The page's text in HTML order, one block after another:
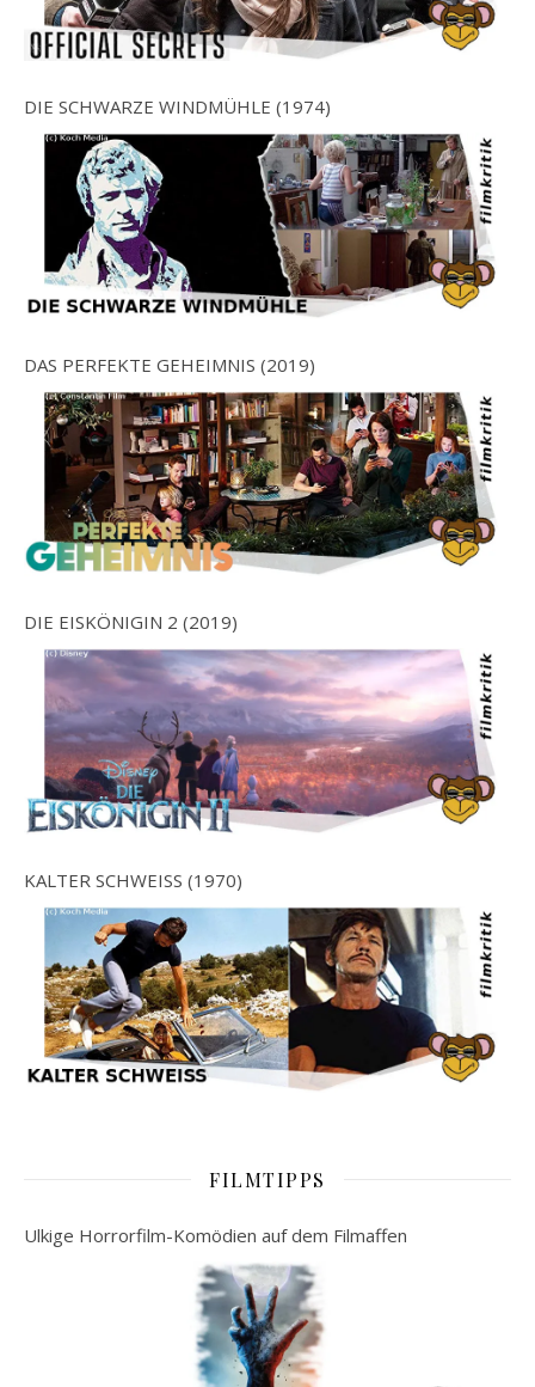
DIE SCHWARZE WINDMÜHLE (1974)
DAS PERFEKTE GEHEIMNIS (2019)
DIE EISKÖNIGIN 2 (2019)
KALTER SCHWEISS (1970)
FILMTIPPS
Ulkige Horrorfilm-Komödien auf dem Filmaffen